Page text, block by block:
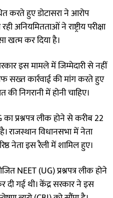
करते हुए डोटासरा ने आरोप
अनियमितताओं ने राष्ट्रीय परीक्षा
खत्म कर दिया है।
इस मामले में जिम्मेदारी से नहीं
सख्त कार्रवाई की मांग करते हुए
निगरानी में होनी चाहिए।
प्रश्नपत्र लीक होने से करीब 22
राजस्थान विधानसभा में नेता
नेता इस रैली में शामिल हुए।
NEET (UG) प्रश्नपत्र लीक होने
दी गई थी। केंद्र सरकार ने इस